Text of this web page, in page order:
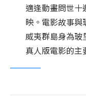
適逢動畫問世
映。電影故事與
威夷群島身為玻
真人版電影的主